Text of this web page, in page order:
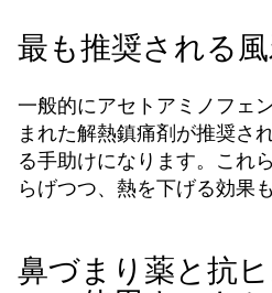
最も推奨される
一般的にアセトアミノフェ
まれた解熱鎮痛剤が推奨さ
る手助けになります。これ
らげつつ、熱を下げる効果
鼻づまり薬と抗